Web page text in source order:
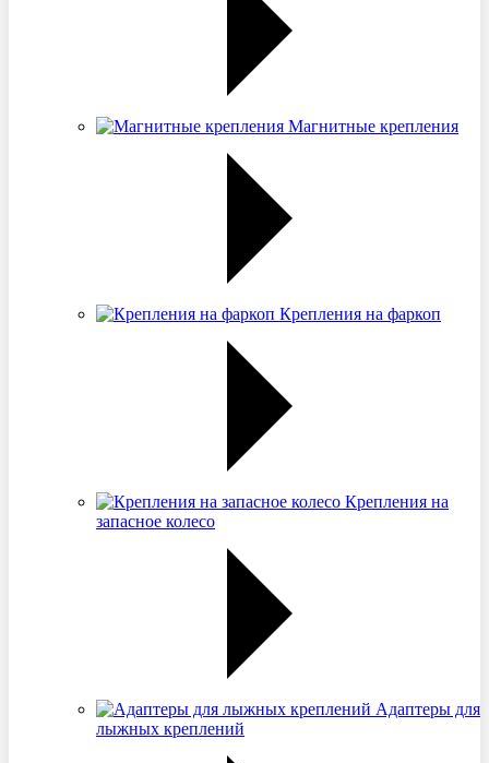
Магнитные крепления
Крепления на фаркоп
Крепления на
запасное колесо
Адаптеры для
лыжных креплений